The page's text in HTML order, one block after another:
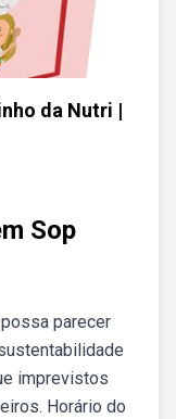
da Nutri |
Sop
parecer
imprevistos
Horário do